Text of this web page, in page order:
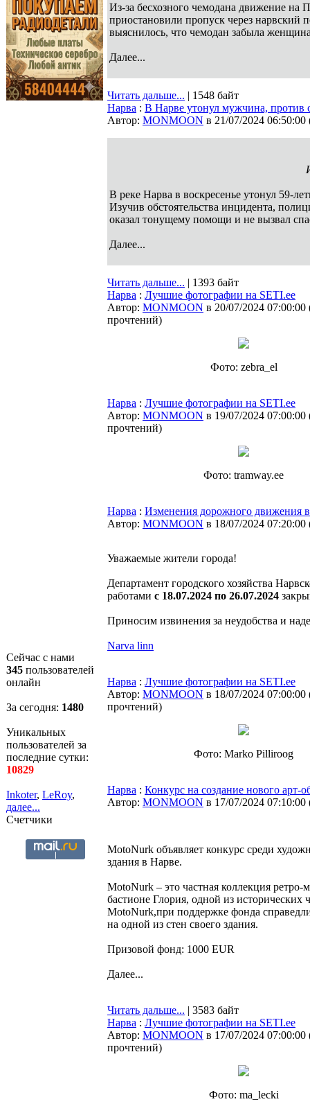
Сейчас с нами
345 пользователей
онлайн
За сегодня: 1480
Уникальных
пользователей за
последние сутки:
10829
Inkoter, LeRoy,
далее...
Счетчики
Из-за бесхозного чемодана движение
приостановили пропуск через нарвский
выяснилось, что чемодан забыла
Далее...
Читать дальше... | 1548 байт
Нарва : В Нарве утонул мужчина, против
Автор: MONMOON в 21/07/2024 06:50:00
В реке Нарва в воскресенье утонул 59-
Изучив обстоятельства инцидента,
оказал тонущему помощи и не вызвал
Далее...
Читать дальше... | 1393 байт
Нарва : Лучшие фотографии на SETI.ee
Автор: MONMOON в 20/07/2024 07:00:00
прочтений)
Фото: zebra_el
Нарва : Лучшие фотографии на SETI.ee
Автор: MONMOON в 19/07/2024 07:00:00
прочтений)
Фото: tramway.ee
Нарва : Изменения дорожного движения
Автор: MONMOON в 18/07/2024 07:20:00
Уважаемые жители города!
Департамент городского хозяйства
работами с 18.07.2024 по 26.07.2024
Приносим извинения за неудобства и
Narva linn
Нарва : Лучшие фотографии на SETI.ee
Автор: MONMOON в 18/07/2024 07:00:00
прочтений)
Фото: Marko Pilliroog
Нарва : Конкурс на создание нового арт-
Автор: MONMOON в 17/07/2024 07:10:00
MotoNurk объявляет конкурс среди
здания в Нарве.
MotoNurk – это частная коллекция
бастионе Глория, одной из исторических
MotoNurk,при поддержке фонда
на одной из стен своего здания.
Призовой фонд: 1000 EUR
Далее...
Читать дальше... | 3583 байт
Нарва : Лучшие фотографии на SETI.ee
Автор: MONMOON в 17/07/2024 07:00:00
прочтений)
Фото: ma_lecki